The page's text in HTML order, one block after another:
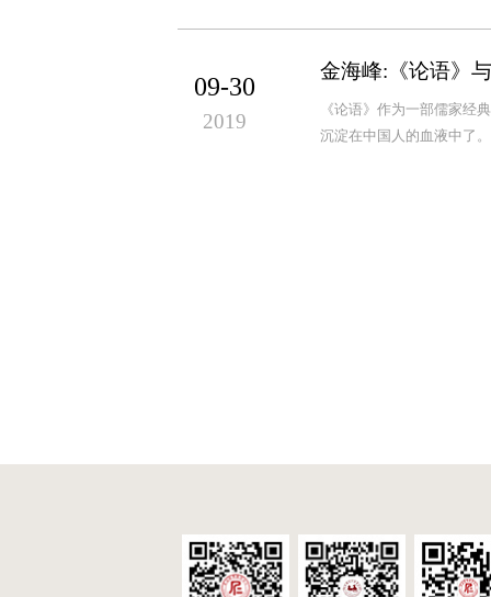
09-30
2019
金海峰:《论语》
《论语》作为一部儒家经
沉淀在中国人的血液中了